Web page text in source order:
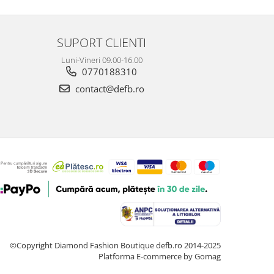
SUPORT CLIENTI
Luni-Vineri 09.00-16.00
0770188310
contact@defb.ro
©Copyright Diamond Fashion Boutique defb.ro 2014-2025
Platforma E-commerce by Gomag